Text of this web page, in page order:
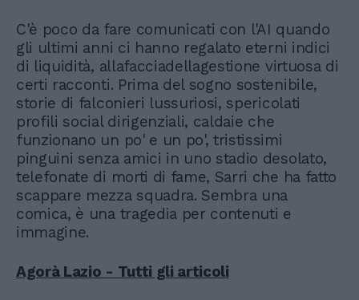
C'è poco da fare comunicati con l'AI quando
gli ultimi anni ci hanno regalato eterni indici
di liquidità, allafacciadellagestione virtuosa di
certi racconti. Prima del sogno sostenibile,
storie di falconieri lussuriosi, spericolati
profili social dirigenziali, caldaie che
funzionano un po' e un po', tristissimi
pinguini senza amici in uno stadio desolato,
telefonate di morti di fame, Sarri che ha fatto
scappare mezza squadra. Sembra una
comica, è una tragedia per contenuti e
immagine.
Agorà Lazio - Tutti gli articoli